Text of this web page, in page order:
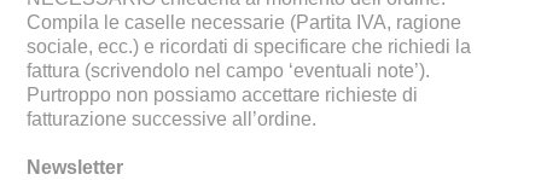
Compila le caselle necessarie (Partita IVA, ragione
sociale, ecc.) e ricordati di specificare che richiedi la
fattura (scrivendolo nel campo ‘eventuali note’).
Purtroppo non possiamo accettare richieste di
fatturazione successive all’ordine.
Newsletter